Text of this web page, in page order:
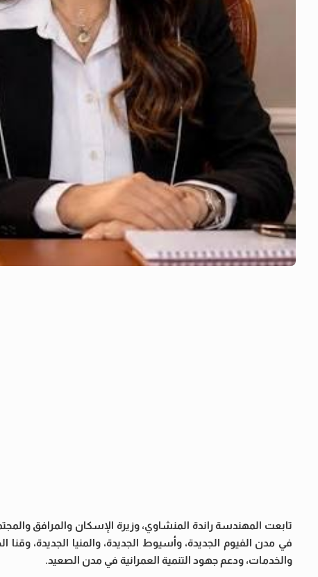
تابعت المهندسة راندة المنشاوي، وزيرة الإسكان والمرافق
في مدن الفيوم الجديدة، وأسيوط الجديدة، والمنيا الجديدة، وقنا
والخدمات، ودعم جهود التنمية العمرانية في مدن الصعيد.